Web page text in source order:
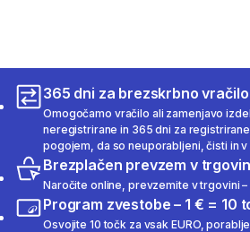
365 dni za brezskrbno vračilo
Omogočamo vračilo ali zamenjavo
neregistrirane in 365 dni za
pogojem, da so neuporabljeni, čisti in v
Brezplačen prevzem v
Naročite online, prevzemite v trgovini
Program zvestobe – 1 € = 10
Osvojite 10 točk za vsak EURO,